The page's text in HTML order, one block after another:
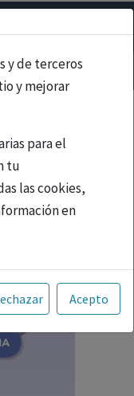
y de terceros
y mejorar
para el
tu
las cookies,
en
Web está
y, por
legalmente
medicamentos
técnica de los
informativo,
Acepto